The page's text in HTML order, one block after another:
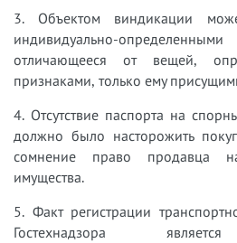
3. Объектом виндикации
индивидуально-
отличающееся от вещей,
признаками, только ему
4. Отсутствие паспорта на
должно было насторожить
сомнение право продавца
имущества.
5. Факт регистрации
Гостехнадзора является